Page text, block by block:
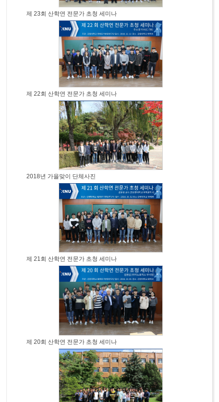
제 23회 산학연 전문가 초청 세미나
제 22회 산학연 전문가 초청 세미나
2018년 가을맞이 단체사진
제 21회 산학연 전문가 초청 세미나
제 20회 산학연 전문가 초청 세미나